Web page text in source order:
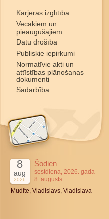
Karjeras izglītība
Vecākiem un
pieaugušajiem
Datu drošība
Publiskie iepirkumi
Normatīvie akti un
attīstības plānošanas
dokumenti
Sadarbība
8
aug
2026
Šodien
sestdiena, 2026. gada
8. augusts
Mudīte, Vladislavs, Vladislava